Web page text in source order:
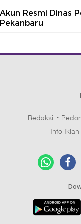
Akun Resmi Dinas
Pekanbaru
Redaksi
Info Iklan